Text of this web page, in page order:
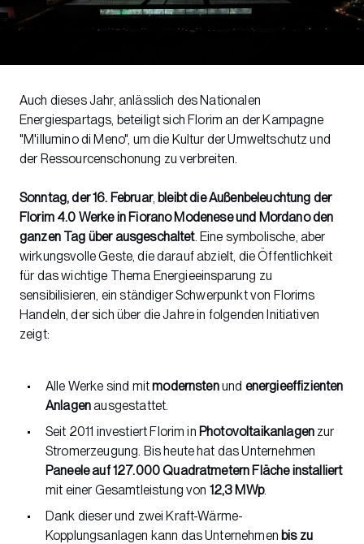
Auch dieses Jahr, anlässlich des Nationalen
Energiespartags, beteiligt sich Florim an der Kampagne
"M'illumino di Meno", um die Kultur der Umweltschutz und
der Ressourcenschonung zu verbreiten.
Sonntag, der 16. Februar, bleibt die Außenbeleuchtung der
Florim 4.0 Werke in Fiorano Modenese und Mordanoden
ganzen Tag über ausgeschaltet. Eine symbolische, aber
wirkungsvolle Geste, die darauf abzielt, die Öffentlichkeit
für das wichtige Thema Energieeinsparung zu
sensibilisieren, ein ständiger Schwerpunkt von Florims
Handeln, der sich über die Jahre in folgenden Initiativen
zeigt:
Alle Werke sind mitmodernstenund energieeffizienten
Anlagenausgestattet.
Seit 2011 investiert Florim in Photovoltaikanlagen zur
Stromerzeugung. Bis heute hat das Unternehmen
Paneele auf 127.000 Quadratmetern Fläche installiert
mit einer Gesamtleistung von 12,3 MWp.
Dank dieser und zwei Kraft-Wärme-
Kopplungsanlagen kann das Unternehmen bis zu